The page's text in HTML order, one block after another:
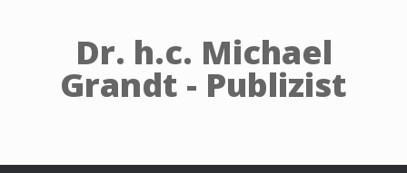
Dr. h.c. Michael
Grandt - Publizist